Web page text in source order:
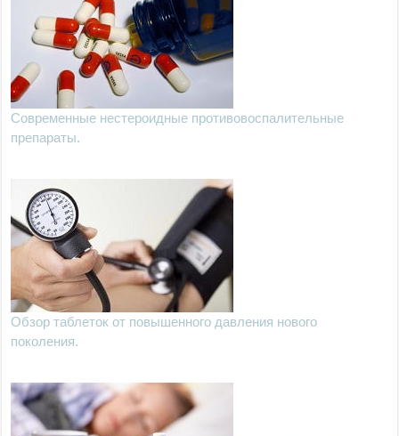
Современные нестероидные противовоспалительные
препараты.
Обзор таблеток от повышенного давления нового
поколения.